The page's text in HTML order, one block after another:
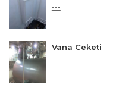
---
Vana Ceketi
---